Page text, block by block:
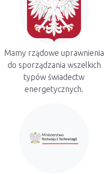
Mamy rządowe uprawnienia
do sporządzania wszelkich
typów świadectw
energetycznych.